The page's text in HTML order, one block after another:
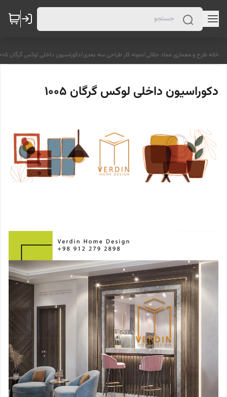
خانه طرح و معماری عماد جلالی/نمونه کار طراحی سه بعدی/دکوراسیون داخلی لوکس گرگان 1005
دکوراسیون داخلی لوکس گرگان 1005